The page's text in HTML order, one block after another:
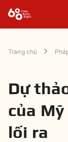
Trang chủ
Dự
của
lối ra